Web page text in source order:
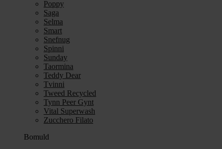
Poppy
Saga
Selma
Smart
Snefnug
Spinni
Sunday
Taormina
Teddy Dear
Tvinni
Tweed Recycled
Tynn Peer Gynt
Vital Superwash
Zucchero Filato
Bomuld